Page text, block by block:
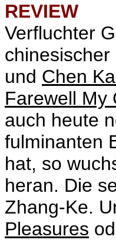
REVIEW
Verfluchter
und Chen
Farewell My
auch heute
fulminanten
hat, so
heran. Die
Zhang-Ke.
Pleasures